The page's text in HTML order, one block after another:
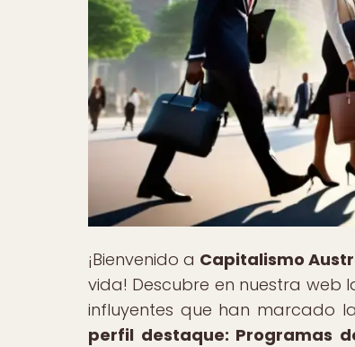
¡Bienvenido a Capitalismo
vida! Descubre en nuestra web
influyentes que han marcado
perfil destaque: Programas